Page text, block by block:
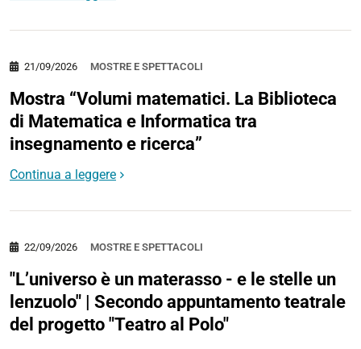
MOSTRE E SPETTACOLI
21/09/2026
Mostra “Volumi matematici. La Biblioteca
di Matematica e Informatica tra
insegnamento e ricerca”
Continua a leggere
MOSTRE E SPETTACOLI
22/09/2026
"L’universo è un materasso - e le stelle un
lenzuolo" | Secondo appuntamento teatrale
del progetto "Teatro al Polo"